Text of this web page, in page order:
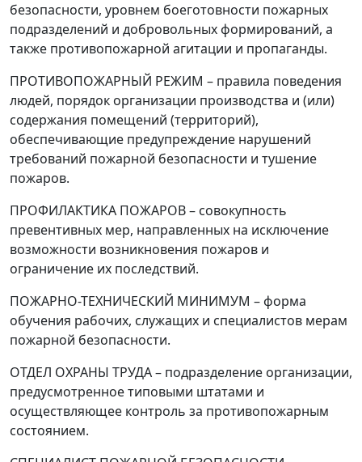
безопасности, уровнем боеготовности пожарных
подразделений и добровольных формирований, а
также противопожарной агитации и пропаганды.
ПРОТИВОПОЖАРНЫЙ РЕЖИМ – правила поведения
людей, порядок организации производства и (или)
содержания помещений (территорий),
обеспечивающие предупреждение нарушений
требований пожарной безопасности и тушение
пожаров.
ПРОФИЛАКТИКА ПОЖАРОВ– совокупность
превентивных мер, направленных на исключение
возможности возникновения пожаров и
ограничение их последствий.
ПОЖАРНО-ТЕХНИЧЕСКИЙ МИНИМУМ –форма
обучения рабочих, служащих и специалистов мерам
пожарной безопасности.
ОТДЕЛ ОХРАНЫ ТРУДА– подразделение организации,
предусмотренное типовыми штатами и
осуществляющее контроль за противопожарным
состоянием.